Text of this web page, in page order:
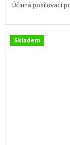
Účinná posilovací
Skladem